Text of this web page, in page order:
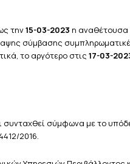
την15-03-2023 η αναθέτουσα
σύμβασης
το αργότερο στις 17-03-
συνταχθεί σύμφωνα με το
2016.